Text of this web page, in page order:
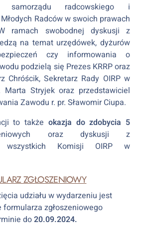
samorządu radcowskiego i
Radców w swoich prawach
ramach swobodnej dyskusji z
na temat urzędówek, dyżurów
czy informowania o
podzielą się Prezes KRRP oraz
Chróścik, Sekretarz Rady OIRP w
Marta Stryjek oraz przedstawiciel
Zawodu r. pr. Sławomir Ciupa.
to także okazja do zdobycia 5
oraz dyskusji z
wszystkich Komisji OIRP w
ZGŁOSZENIOWY
udziału w wydarzeniu jest
formularza zgłoszeniowego
do20.09.2024.